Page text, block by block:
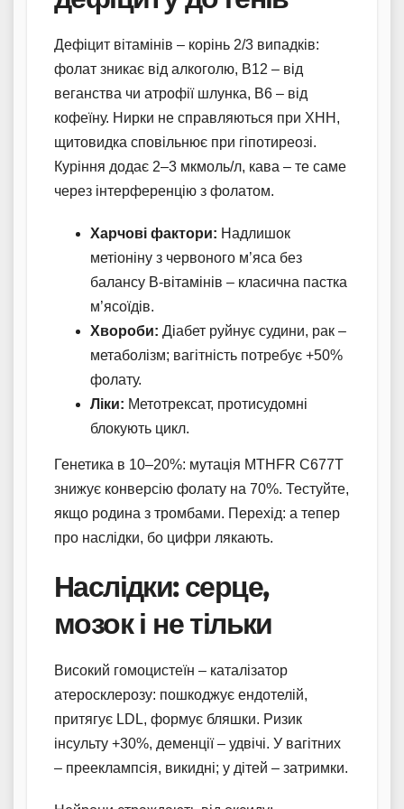
Дефіцит вітамінів – корінь 2/3 випадків:
фолат зникає від алкоголю, B12 – від
веганства чи атрофії шлунка, B6 – від
кофеїну. Нирки не справляються при ХНН,
щитовидка сповільнює при гіпотиреозі.
Куріння додає 2–3 мкмоль/л, кава – те саме
через інтерференцію з фолатом.
Харчові фактори: Надлишок
метіоніну з червоного м’яса без
балансу B-вітамінів – класична пастка
м’ясоїдів.
Хвороби: Діабет руйнує судини, рак –
метаболізм; вагітність потребує +50%
фолату.
Ліки: Метотрексат, протисудомні
блокують цикл.
Генетика в 10–20%: мутація MTHFR C677T
знижує конверсію фолату на 70%. Тестуйте,
якщо родина з тромбами. Перехід: а тепер
про наслідки, бо цифри лякають.
Наслідки: серце,
мозок і не тільки
Високий гомоцистеїн – каталізатор
атеросклерозу: пошкоджує ендотелій,
притягує LDL, формує бляшки. Ризик
інсульту +30%, деменції – удвічі. У вагітних
– прееклампсія, викидні; у дітей – затримки.